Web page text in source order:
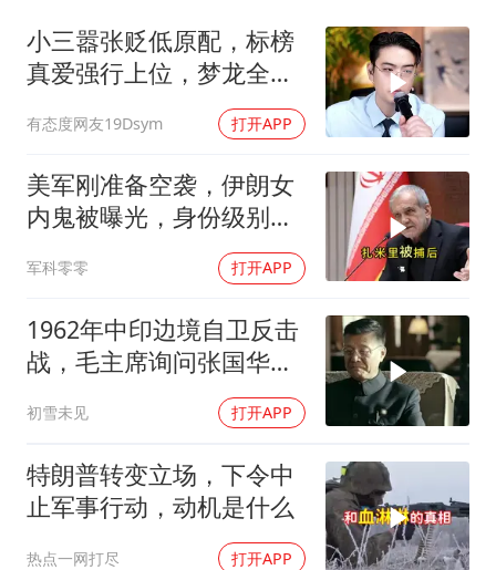
全民健身事业高质量发展
梁家辉百花奖演讲落泪
乐享全民健身 共筑健康中国
小三嚣张贬低原配，标榜
真爱强行上位，梦龙全程
有态度网友19Dsym 打开APP
美军刚准备空袭，伊朗女
内鬼被曝光，身份级别很
军科零零 打开APP
1962年中印边境自卫反击
战，毛主席询问张国华能
初雪未见 打开APP
特朗普转变立场，下令中
止军事行动，动机是什么
热点一网打尽 打开APP